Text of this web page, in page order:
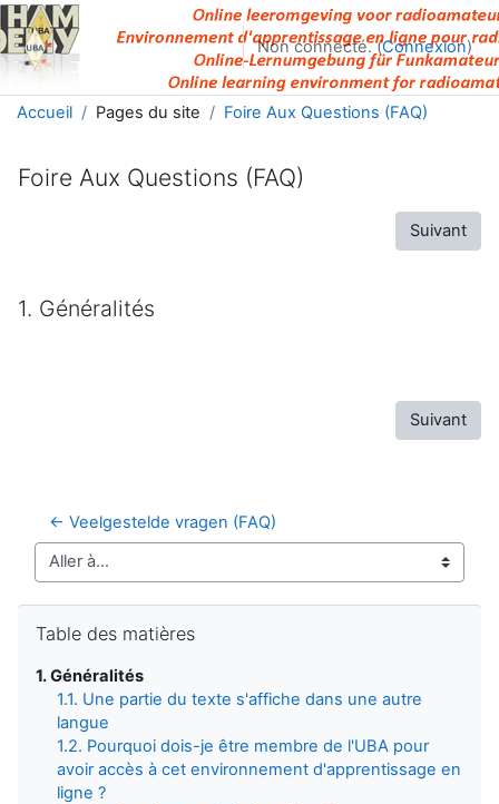
Passer au contenu principal
Non connecté. (Connexion)
Accueil Pages du site Foire Aux Questions (FAQ)
Foire Aux Questions (FAQ)
Suivant
1. Généralités
Suivant
← Veelgestelde vragen (FAQ)
Aller à…
Table des matières
1. Généralités
1.1. Une partie du texte s'affiche dans une autre
langue
1.2. Pourquoi dois-je être membre de l'UBA pour
avoir accès à cet environnement d'apprentissage en
ligne ?